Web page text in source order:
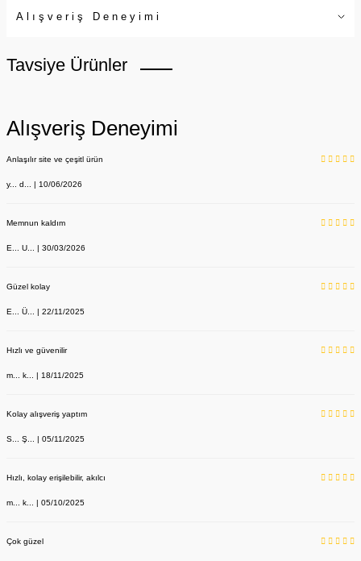
Alışveriş Deneyimi
Tavsiye Ürünler
Alışveriş Deneyimi
Anlaşılır site ve çeşitl ürün
y... d... | 10/06/2026
Memnun kaldım
E... U... | 30/03/2026
Güzel kolay
E... Ü... | 22/11/2025
Hızlı ve güvenilir
m... k... | 18/11/2025
Kolay alışveriş yaptım
S... Ş... | 05/11/2025
Hızlı, kolay erişilebilir, akılcı
m... k... | 05/10/2025
Çok güzel